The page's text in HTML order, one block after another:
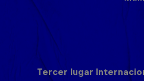
Tercer lugar